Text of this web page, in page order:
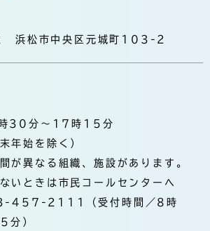
松市中央区元城町103-2
30分～17時15分
年始を除く）
が異なる組織、施設があります。
いときは市民コールセンターへ
457-2111（受付時間／8時
分）